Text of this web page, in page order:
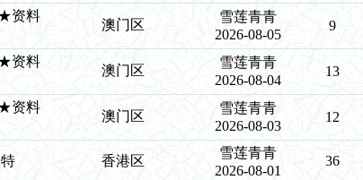
资料
澳门区
雪莲青青
2026-08-05
9
资料
澳门区
雪莲青青
2026-08-04
13
资料
澳门区
雪莲青青
2026-08-03
12
香港区
雪莲青青
2026-08-01
36